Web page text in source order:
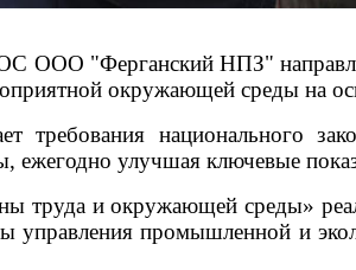
ООО "Ферганский НПЗ"
окружающей среды на
национального
улучшая ключевые
труда и окружающей среды»
управления промышленной и